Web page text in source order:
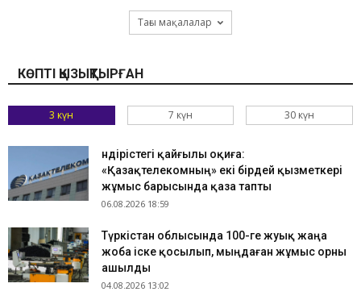
Тағы мақалалар
КӨПТІ ҚЫЗЫҚТЫРҒАН
3 күн 7 күн 30 күн
Өндірістегі қайғылы оқиға:
«Қазақтелекомның» екі бірдей қызметкері
жұмыс барысында қаза тапты
06.08.2026 18:59
Түркістан облысында 100-ге жуық жаңа
жоба іске қосылып, мыңдаған жұмыс орны
ашылды
04.08.2026 13:02